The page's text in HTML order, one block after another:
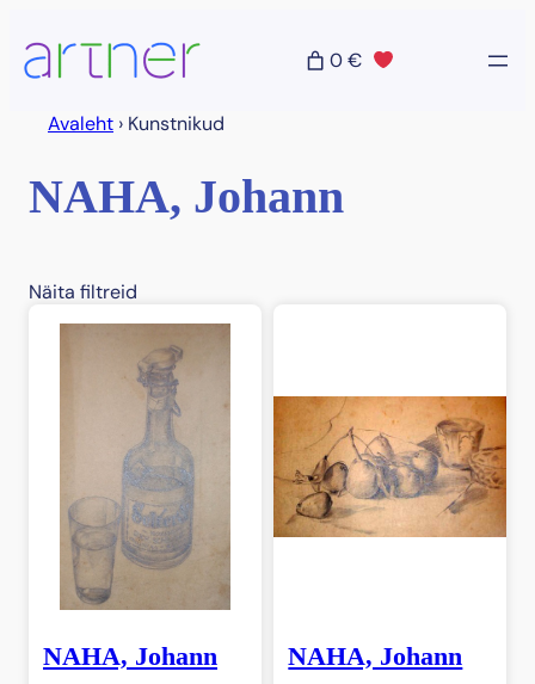
sisu
juurde
0 €
Avaleht › Kunstnikud
NAHA, Johann
Näita filtreid
NAHA, Johann NAHA, Johann